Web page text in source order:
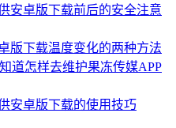
安卓版下载前后的安全注意
版下载温度变化的两种方法
道怎样去维护果冻传媒APP
安卓版下载的使用技巧